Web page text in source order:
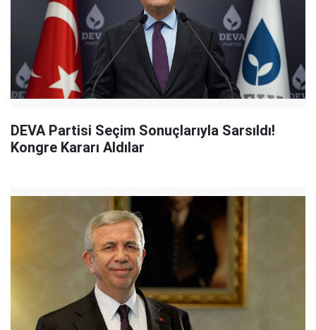
DEVA Partisi Seçim Sonuçlarıyla Sarsıldı!
Kongre Kararı Aldılar